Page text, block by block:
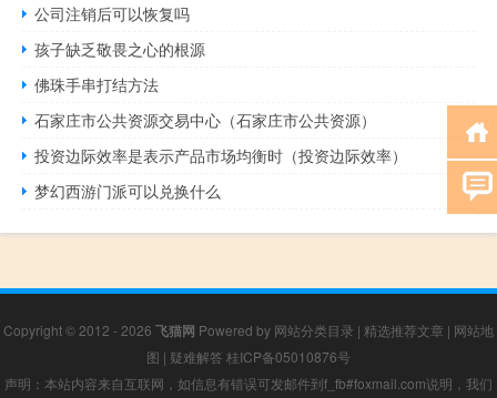
公司注销后可以恢复吗
孩子缺乏敬畏之心的根源
佛珠手串打结方法
石家庄市公共资源交易中心（石家庄市公共资源）
投资边际效率是表示产品市场均衡时（投资边际效率）
梦幻西游门派可以兑换什么
Copyright © 2012 - 2026 飞猫网 Powered by 网站分类目录 | 精选推荐文章 | 网站地
图 | 疑难解答 桂ICP备05010876号
声明：本站内容来自互联网，如信息有错误可发邮件到f_fb#foxmail.com说明，我们